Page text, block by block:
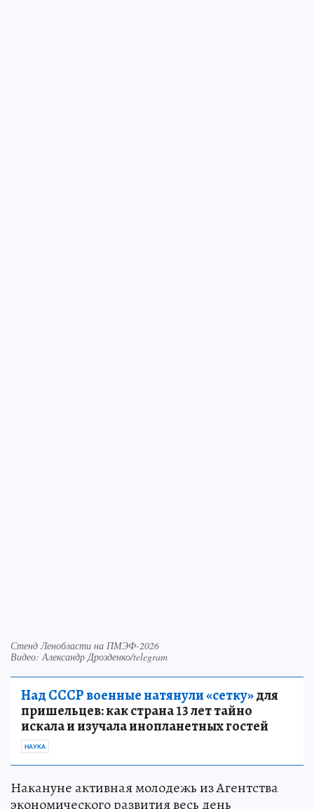
Стенд Ленобласти на ПМЭФ-2026
Видео: Александр Дрозденко/telegram
Над СССР военные натянули «сетку»для
пришельцев: как страна 13 лет тайно
искала и изучала инопланетных гостей
НАУКА
Накануне активная молодежь из Агентства
экономического развития весь день